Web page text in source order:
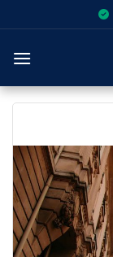
to
content